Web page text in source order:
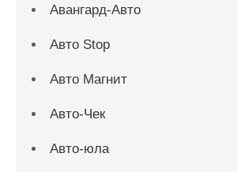
Авангард-Авто
Авто Stop
Авто Магнит
Авто-Чек
Авто-юла